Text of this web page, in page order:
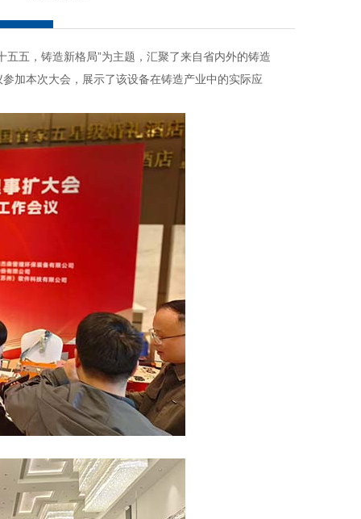
五，铸造新格局”为主题，汇聚了来自省内外的铸造
加本次大会，展示了该设备在铸造产业中的实际应